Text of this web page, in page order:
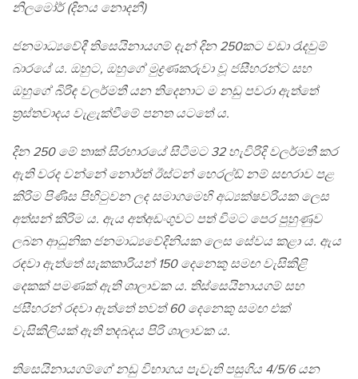
නිලමෝර් (දිනය නොදනී)
ජනමාධ්‍යවේදී තිසෙයිනායගම් දැන් දින 250කට වඩා රැදවුම්
බාරයේ ය. ඔහුට, ඔහුගේ මුද්‍රණකරුවා වූ ජසීහරන්ට සහ
ඔහුගේ බිරිඳ වලර්මතී යන තිදෙනාට ම නඩු පවරා ඇත්තේ
ත්‍රස්තවාදය වැළැක්වීමේ පනත යටතේ ය.
දින 250 මේ තාක් සිරභාරයේ සිටීමට 32 හැවිරිදි වලර්මතී කර
ඇති වරද වන්නේ නොර්ත් ඊස්ටන් හෙරල්ඩ් නම් සඟරාව පළ
කිරිම පිණිස පිහිටුවන ලද සමාගමෙහි අධ්‍යක්ෂවරියක ලෙස
අත්සන් කිරිම ය. ඇය අත්අඩංගුවට පත් විමට පෙර පුහුණුව
ලබන ආධුනික ජනමාධ්‍යවේදිනියක ලෙස සේවය කළා ය. ඇය
රඳවා ඇත්තේ සැකකාරියන් 150 දෙනෙකු සමඟ වැසිකිළි
දෙකක් පමණක් ඇති ශාලාවක ය. තිස්සෙයිනායගම් සහ
ජසීහරන් රඳවා ඇත්තේ තවත් 60 දෙනෙකු සමඟ එක්
වැසිකිලියක් ඇති තදබදය පිරි ශාලාවක ය.
තිසෙයිනායගම්ගේ නඩු විභාගය පැවැති පසුගිය 4/5/6 යන